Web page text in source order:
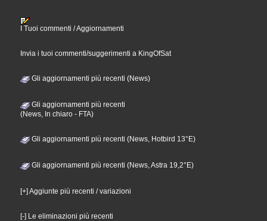
I Tuoi commenti / Aggiornamenti
Invia i tuoi commenti/suggerimenti a KingOfSat
Gli aggiornamenti più recenti (News)
Gli aggiornamenti più recenti
(News, In chiaro - FTA)
Gli aggiornamenti più recenti (News, Hotbird 13°E)
Gli aggiornamenti più recenti (News, Astra 19,2°E)
[+] Aggiunte più recenti / variazioni
[-] Le eliminazioni più recenti